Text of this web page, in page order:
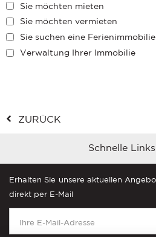
Sie möchten mieten
Sie möchten vermieten
Sie suchen eine Ferienimmobilie
Verwaltung Ihrer Immobilie
ZURÜCK
Schnelle Links
Erhalten Sie unsere aktuellen
direkt per E-Mail